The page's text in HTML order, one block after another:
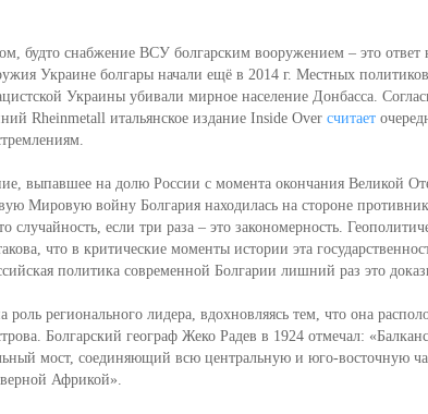
будто снабжение ВСУ болгарским вооружением – это ответ
Украине болгары начали ещё в 2014 г. Местных
Украины убивали мирное население Донбасса.
Rheinmetall итальянское издание Inside Over считает
выпавшее на долю России с момента окончания Великой
Мировую войну Болгария находилась на стороне
случайность, если три раза – это закономерность.
что в критические моменты истории эта
политика современной Болгарии лишний раз это
роль регионального лидера, вдохновляясь тем, что она
Болгарский географ Жеко Радев в 1924 отмечал:
мост, соединяющий всю центральную и юго-восточную
Африкой».